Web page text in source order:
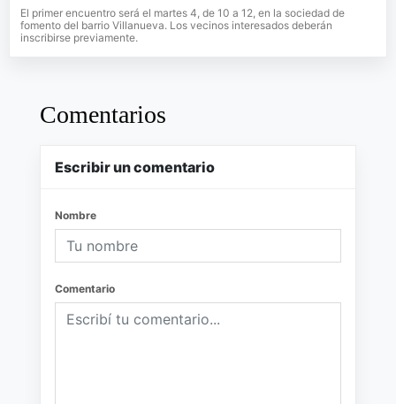
El primer encuentro será el martes 4, de 10 a 12, en la sociedad de
fomento del barrio Villanueva. Los vecinos interesados deberán
inscribirse previamente.
Comentarios
Escribir un comentario
Nombre
Comentario